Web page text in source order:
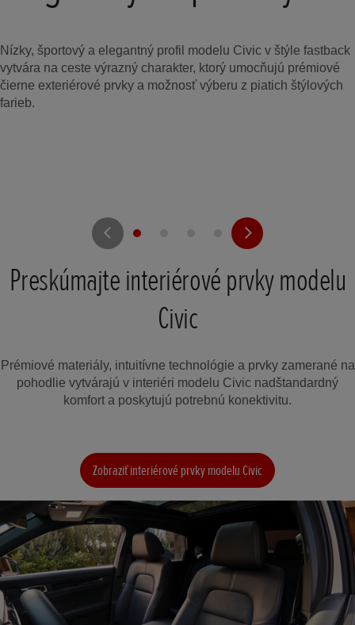
Nízky, športový a elegantný profil modelu Civic v štýle fastback
vytvára na ceste výrazný charakter, ktorý umocňujú prémiové
čierne exteriérové prvky a možnosť výberu z piatich štýlových
farieb.
Preskúmajte interiérové prvky modelu
Civic
Prémiové materiály, intuitívne technológie a prvky zamerané na
pohodlie vytvárajú v interiéri modelu Civic nadštandardný
komfort a poskytujú potrebnú konektivitu.
Zobraziť interiérové prvky modelu Civic